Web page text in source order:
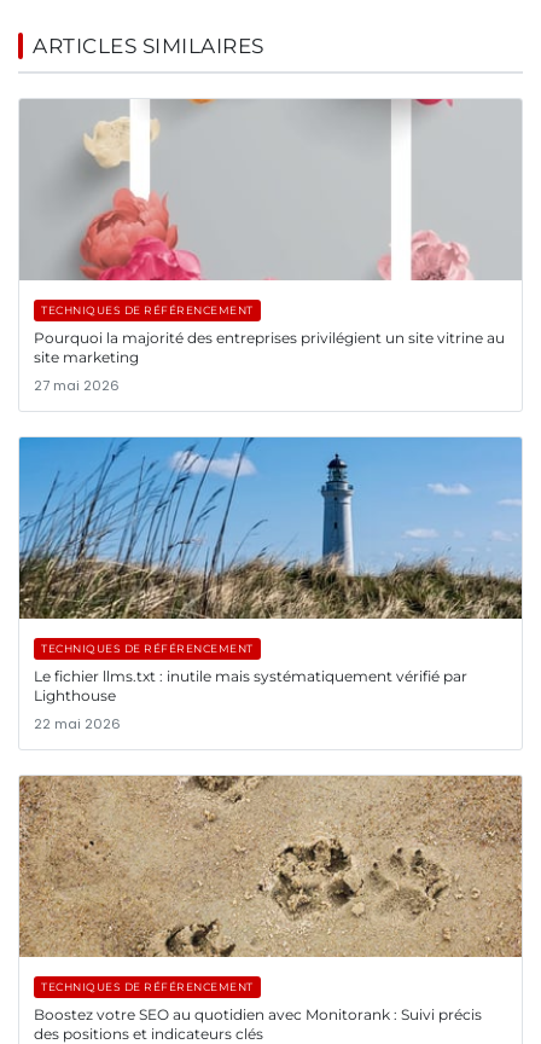
ARTICLES SIMILAIRES
TECHNIQUES DE RÉFÉRENCEMENT
Pourquoi la majorité des entreprises privilégient un site vitrine au
site marketing
27 mai 2026
TECHNIQUES DE RÉFÉRENCEMENT
Le fichier llms.txt : inutile mais systématiquement vérifié par
Lighthouse
22 mai 2026
TECHNIQUES DE RÉFÉRENCEMENT
Boostez votre SEO au quotidien avec Monitorank : Suivi précis
des positions et indicateurs clés